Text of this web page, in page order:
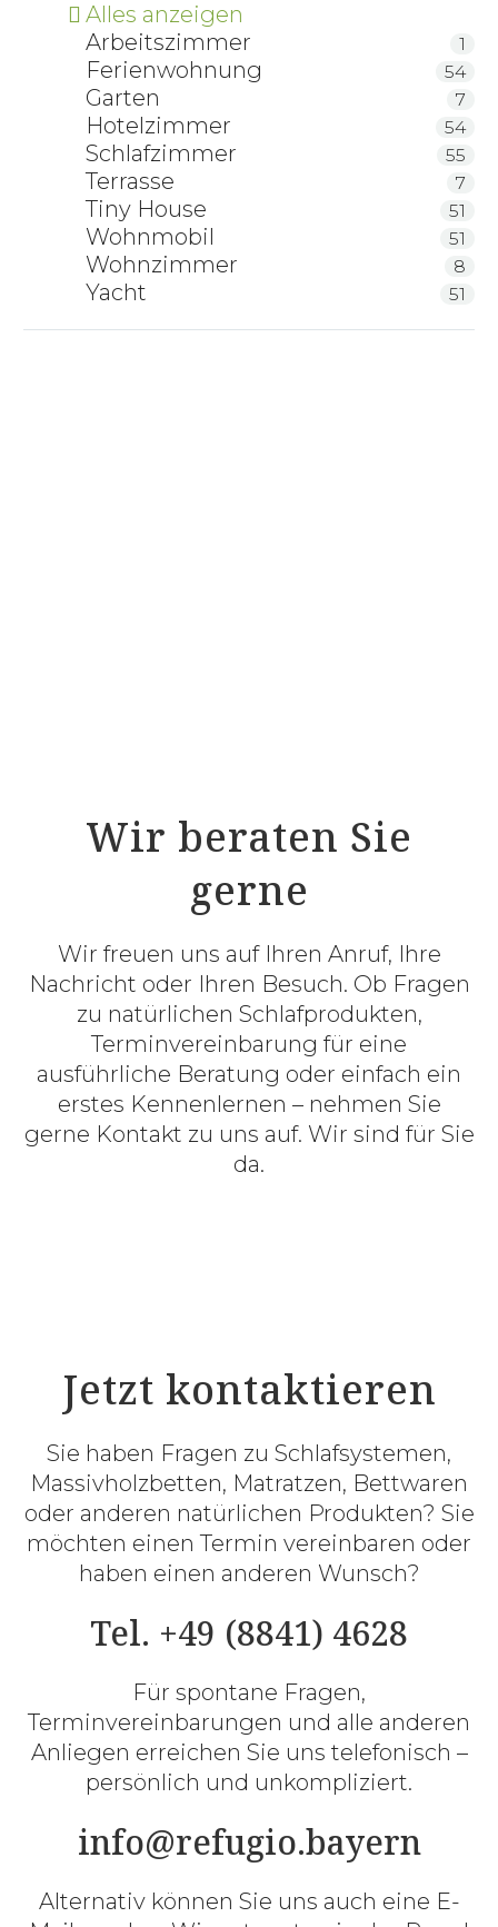
Alles anzeigen
Arbeitszimmer
1
Ferienwohnung 54
Garten 7
Hotelzimmer 54
Schlafzimmer 55
Terrasse 7
Tiny House 51
Wohnmobil 51
Wohnzimmer 8
Yacht 51
Wir beraten Sie
gerne
Wir freuen uns auf Ihren Anruf, Ihre
Nachricht oder Ihren Besuch. Ob Fragen
zu natürlichen Schlafprodukten,
Terminvereinbarung für eine
ausführliche Beratung oder einfach ein
erstes Kennenlernen – nehmen Sie
gerne Kontakt zu uns auf. Wir sind für Sie
da.
Jetzt kontaktieren
Sie haben Fragen zu Schlafsystemen,
Massivholzbetten, Matratzen, Bettwaren
oder anderen natürlichen Produkten? Sie
möchten einen Termin vereinbaren oder
haben einen anderen Wunsch?
Tel. +49 (8841) 4628
Für spontane Fragen,
Terminvereinbarungen und alle anderen
Anliegen erreichen Sie uns telefonisch –
persönlich und unkompliziert.
info@refugio.bayern
Alternativ können Sie uns auch eine E-